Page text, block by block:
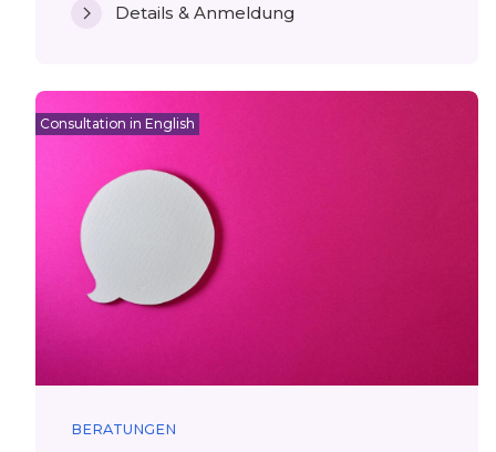
Details & Anmeldung
Consultation in English
BERATUNGEN